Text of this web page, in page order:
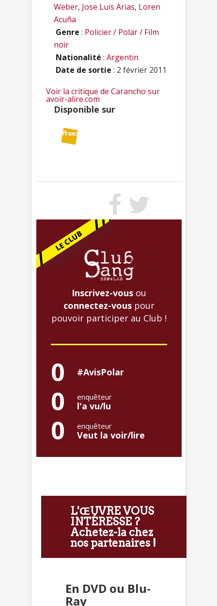
Weber, Jose Luis Arias, Loren
Acuña
Genre : Policier / Polar / Film
noir
Nationalité : Argentin
Date de sortie : 2 février 2011
Voir la critique de Carancho sur
avoir-alire.com
Disponible sur
Inscrivez-vous ou
connectez-vous pour
pouvoir participer au Club !
0 #AvisPolar
0 enquêteur
l'a vu/lu
0 enquêteur
Veut la voir/lire
L'ŒUVRE VOUS
INTÉRESSE ?
Achetez-la chez
nos partenaires !
En DVD ou Blu-
Ray